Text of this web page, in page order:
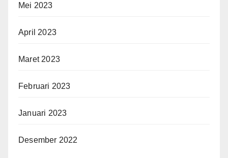
Mei 2023
April 2023
Maret 2023
Februari 2023
Januari 2023
Desember 2022